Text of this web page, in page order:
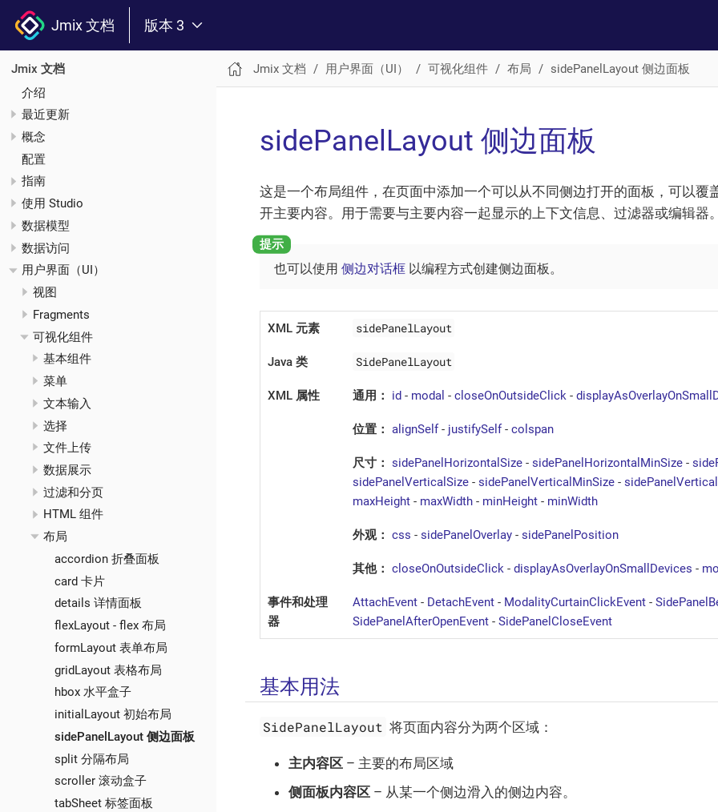
Jmix 文档 版本 3
Jmix 文档
介绍
最近更新
概念
配置
指南
使用 Studio
数据模型
数据访问
用户界面（UI）
视图
Fragments
可视化组件
基本组件
菜单
文本输入
选择
文件上传
数据展示
过滤和分页
HTML 组件
布局
accordion 折叠面板
card 卡片
details 详情面板
flexLayout - flex 布局
formLayout 表单布局
gridLayout 表格布局
hbox 水平盒子
initialLayout 初始布局
sidePanelLayout 侧边面板
split 分隔布局
scroller 滚动盒子
tabSheet 标签面板
Jmix 文档 用户界面（UI） 可视化组件 布局 sidePanelLayout 侧边面板
sidePanelLayout 侧边面板
这是一个布局组件，在页面中添加一个可以从不同侧边打开的面板，可以覆
开主要内容。用于需要与主要内容一起显示的上下文信息、过滤器或编辑器。
也可以使用 侧边对话框 以编程方式创建侧边面板。
XML 元素 sidePanelLayout
Java 类 SidePanelLayout
XML 属性 通用： id - modal - closeOnOutsideClick -
位置： alignSelf- justifySelf- colspan
尺寸： sidePanelHorizontalSize - sidePanelHorizontalMinSize -
sidePanelVerticalSize - sidePanelVerticalMinSize -
maxHeight - maxWidth - minHeight - minWidth
外观： css - sidePanelOverlay - sidePanelPosition
其他： closeOnOutsideClick - displayAsOverlayOnSmallDevices -
事件和处理
器
AttachEvent - DetachEvent - ModalityCurtainClickEvent -
SidePanelAfterOpenEvent - SidePanelCloseEvent
基本用法
SidePanelLayout 将页面内容分为两个区域：
主内容区 – 主要的布局区域
侧面板内容区 – 从某一个侧边滑入的侧边内容。